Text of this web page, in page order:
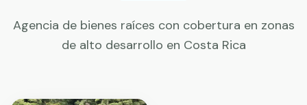
Agencia de bienes raíces con cobertura en zonas
de alto desarrollo en Costa Rica